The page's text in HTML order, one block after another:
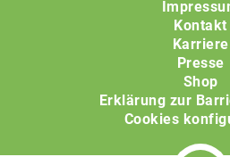
Kontakt
Karriere
Presse
Shop
Erklärung zur
Cookies